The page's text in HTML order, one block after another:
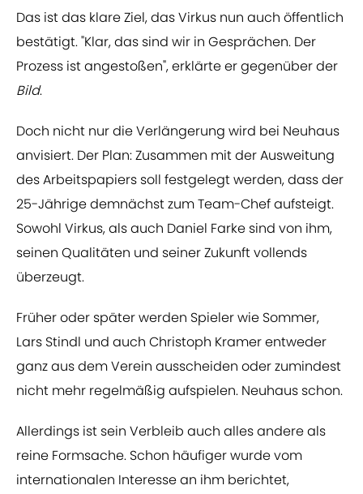
Das ist das klare Ziel, das Virkus nun auch öffentlich
bestätigt. "Klar, das sind wir in Gesprächen. Der
Prozess ist angestoßen", erklärte er gegenüber der
Bild.
Doch nicht nur die Verlängerung wird bei Neuhaus
anvisiert. Der Plan: Zusammen mit der Ausweitung
des Arbeitspapiers soll festgelegt werden, dass der
25-Jährige demnächst zum Team-Chef aufsteigt.
Sowohl Virkus, als auch Daniel Farke sind von ihm,
seinen Qualitäten und seiner Zukunft vollends
überzeugt.
Früher oder später werden Spieler wie Sommer,
Lars Stindl und auch Christoph Kramer entweder
ganz aus dem Verein ausscheiden oder zumindest
nicht mehr regelmäßig aufspielen. Neuhaus schon.
Allerdings ist sein Verbleib auch alles andere als
reine Formsache. Schon häufiger wurde vom
internationalen Interesse an ihm berichtet,